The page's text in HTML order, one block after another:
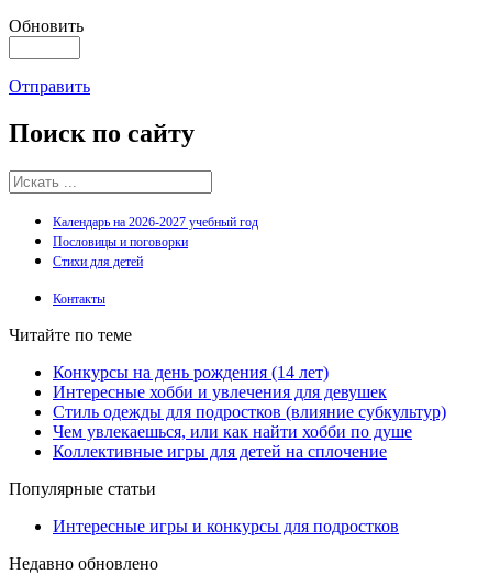
Обновить
Отправить
Поиск по сайту
Календарь на 2026-2027 учебный год
Пословицы и поговорки
Стихи для детей
Контакты
Читайте по теме
Конкурсы на день рождения (14 лет)
Интересные хобби и увлечения для девушек
Стиль одежды для подростков (влияние субкультур)
Чем увлекаешься, или как найти хобби по душе
Коллективные игры для детей на сплочение
Популярные статьи
Интересные игры и конкурсы для подростков
Недавно обновлено